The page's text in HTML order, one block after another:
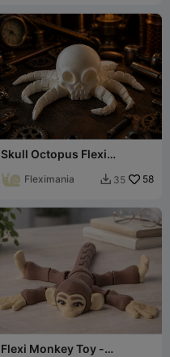
Skull Octopus Flexi
Verzamelobject
Fleximania  35 58
Flexi Monkey Toy -